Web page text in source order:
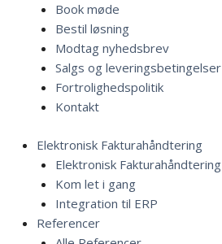
Book møde
Bestil løsning
Modtag nyhedsbrev
Salgs og leveringsbetingelser
Fortrolighedspolitik
Kontakt
Elektronisk Fakturahåndtering
Elektronisk Fakturahåndtering
Kom let i gang
Integration til ERP
Referencer